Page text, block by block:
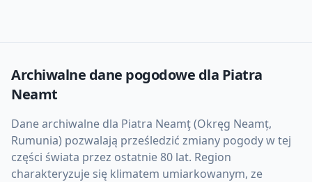
Archiwalne dane pogodowe dla Piatra
Neamt
Dane archiwalne dla Piatra Neamţ (Okręg Neamț,
Rumunia) pozwalają prześledzić zmiany pogody w tej
części świata przez ostatnie 80 lat. Region
charakteryzuje się klimatem umiarkowanym, ze